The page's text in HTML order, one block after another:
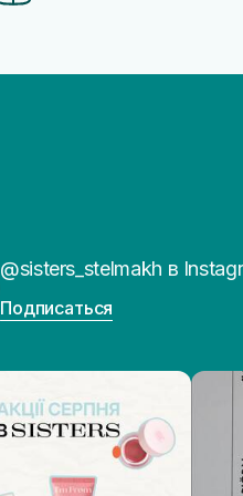
@sisters_stelmakh в
Подписаться